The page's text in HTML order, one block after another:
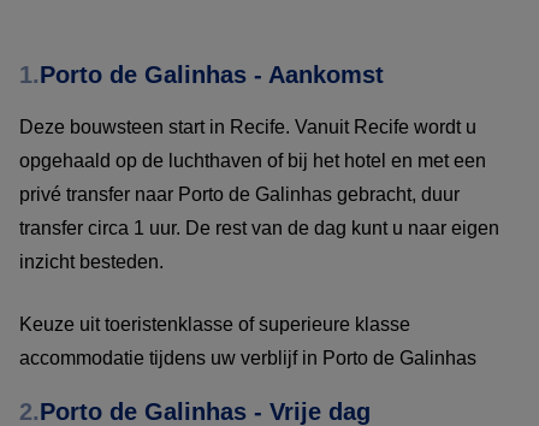
1.Porto de Galinhas - Aankomst
Deze bouwsteen start in Recife. Vanuit Recife wordt u
opgehaald op de luchthaven of bij het hotel en met een
privé transfer naar Porto de Galinhas gebracht, duur
transfer circa 1 uur. De rest van de dag kunt u naar eigen
inzicht besteden.
Keuze uit toeristenklasse of superieure klasse
accommodatie tijdens uw verblijf in Porto de Galinhas
2.Porto de Galinhas - Vrije dag